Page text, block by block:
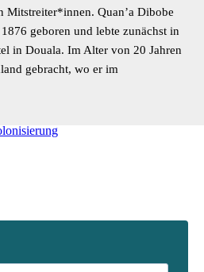
Mitstreiter*innen. Quan’a Dibobe
geboren und lebte zunächst in
in Douala. Im Alter von 20 Jahren
gebracht, wo er im